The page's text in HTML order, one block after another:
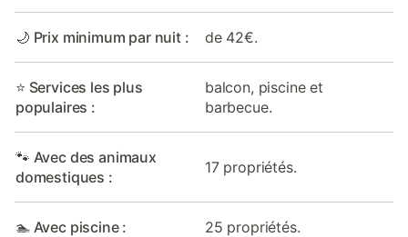
🌙 Prix minimum par nuit : de 42€.
⭐ Services les plus
populaires :
balcon, piscine et
barbecue.
🐾 Avec des animaux
domestiques :
17 propriétés.
🏊 Avec piscine : 25 propriétés.